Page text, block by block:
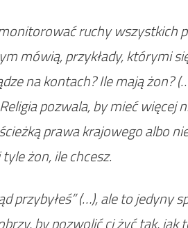
ruchy wszystkich
mówią, przykłady, którymi
na kontach? Ile mają żon?
pozwala, by mieć więcej
prawa krajowego albo
żon, ile chcesz.
przybyłeś” (…), ale to jedyny
by pozwolić ci żyć tak, jak